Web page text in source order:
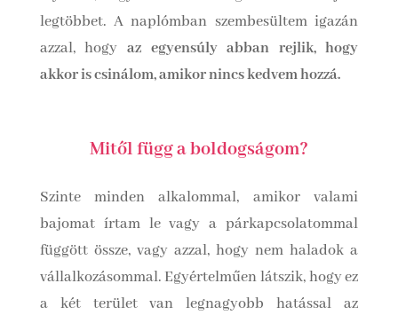
legtöbbet. A naplómban szembesültem igazán
azzal, hogy az egyensúly abban rejlik, hogy
akkor is csinálom, amikor nincs kedvem hozzá.
Mitől függ a boldogságom?
Szinte minden alkalommal, amikor valami
bajomat írtam le vagy a párkapcsolatommal
függött össze, vagy azzal, hogy nem haladok a
vállalkozásommal. Egyértelműen látszik, hogy ez
a két terület van legnagyobb hatással az